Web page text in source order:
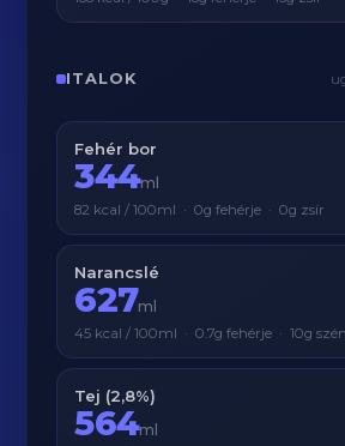
ITALOK
Fehér bor
344ml
82 kcal / 100ml · 0g fehérje · 0g zsír
Narancslé
627ml
45 kcal / 100ml · 0.7g fehérje · 10g
Tej (2,8%)
564ml